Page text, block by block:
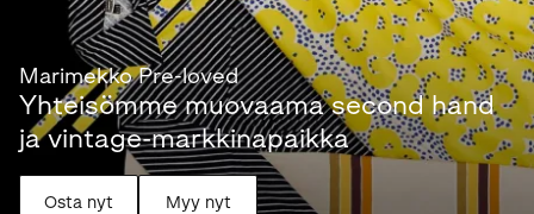
Marimekko Pre-loved
Yhteisömme muovaama second hand
ja vintage-markkinapaikka
Osta nyt Myy nyt